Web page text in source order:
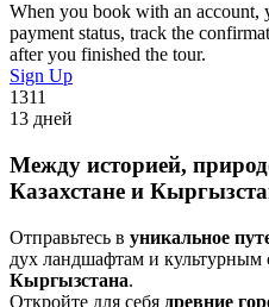
When you book with an account,
payment status, track the
after you finished the tour.
Sign Up
1311
13 дней
Между историей,
Казахстане и
Отправьтесь в уникальное
дух ландшафтам и
Кыргызстана.
Откройте для себя древние